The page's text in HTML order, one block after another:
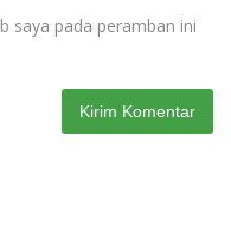
saya pada peramban ini